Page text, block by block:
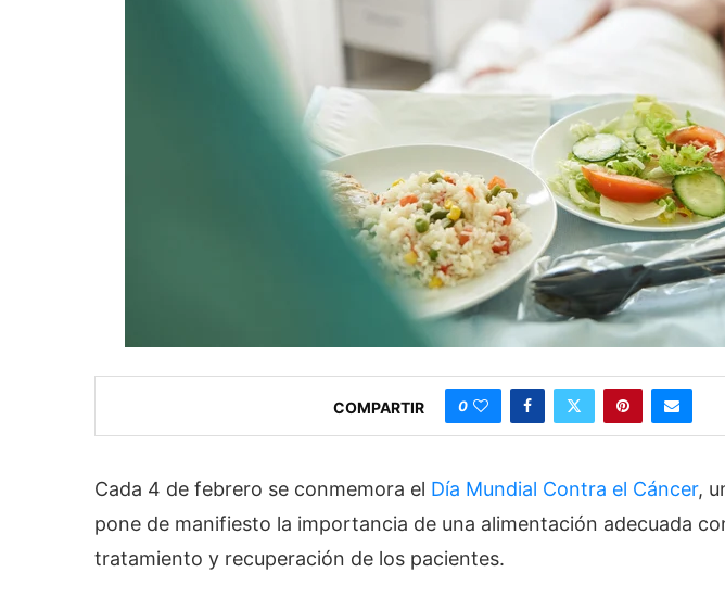
COMPARTIR 0
Cada 4 de febrero se conmemora el Día Mundial Contra el Cáncer,
pone de manifiesto la importancia de una alimentación adecuada
tratamiento y recuperación de los pacientes.